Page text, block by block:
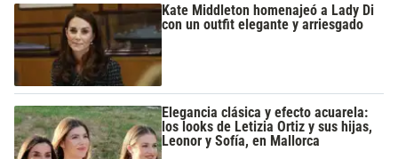
Kate Middleton homenajeó a Lady Di
con un outfit elegante y arriesgado
Elegancia clásica y efecto acuarela:
los looks de Letizia Ortiz y sus hijas,
Leonor y Sofía, en Mallorca